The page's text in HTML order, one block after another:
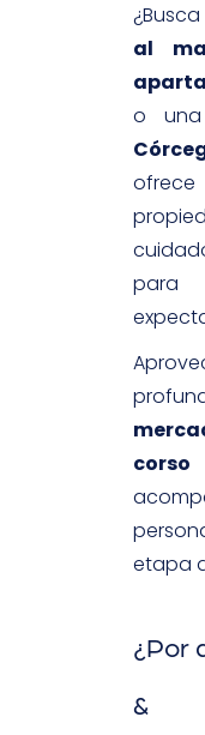
al
o una
para
corso
etapa
¿Por
&